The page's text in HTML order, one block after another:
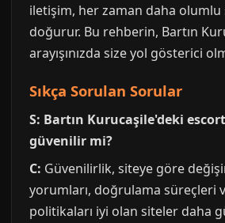
iletişim, her zaman daha
doğurur. Bu rehberin, Bartın
arayışınızda size yol gösterici
Sıkça Sorulan Sorular
S: Bartın Kurucaşile'deki
güvenilir mi?
C: Güvenilirlik, siteye göre
yorumları, doğrulama süreçleri
politikaları iyi olan siteler daha